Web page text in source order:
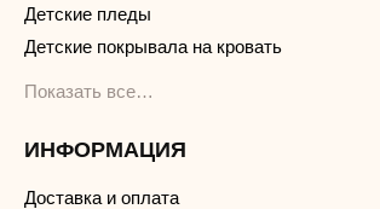
Детские пледы
Детские покрывала на кровать
Показать все…
ИНФОРМАЦИЯ
Доставка и оплата